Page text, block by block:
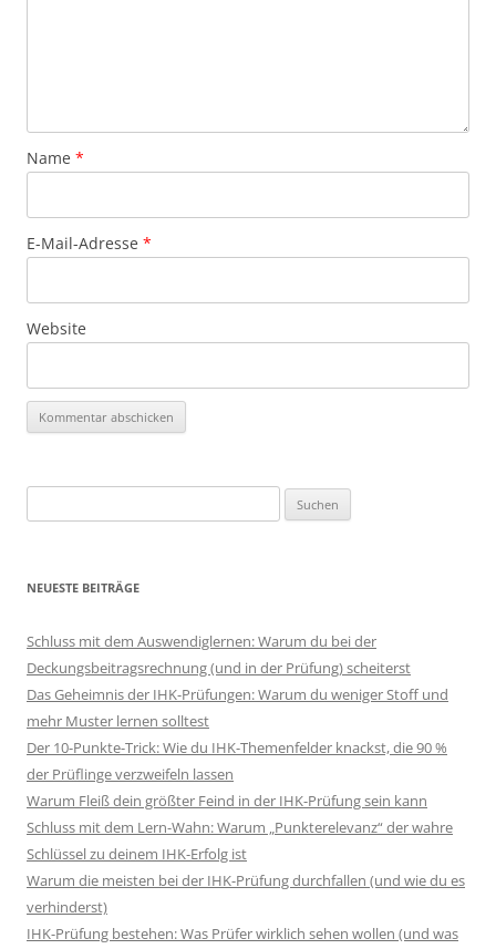
Name *
E-Mail-Adresse *
Website
nach:
NEUESTE BEITRÄGE
Schluss mit dem Auswendiglernen: Warum du bei der
Deckungsbeitragsrechnung (und in der Prüfung) scheiterst
Das Geheimnis der IHK-Prüfungen: Warum du weniger Stoff und
mehr Muster lernen solltest
Der 10-Punkte-Trick: Wie du IHK-Themenfelder knackst, die 90 %
der Prüflinge verzweifeln lassen
Warum Fleiß dein größter Feind in der IHK-Prüfung sein kann
Schluss mit dem Lern-Wahn: Warum „Punkterelevanz“ der wahre
Schlüssel zu deinem IHK-Erfolg ist
Warum die meisten bei der IHK-Prüfung durchfallen (und wie du es
verhinderst)
IHK-Prüfung bestehen: Was Prüfer wirklich sehen wollen (und was